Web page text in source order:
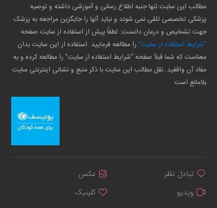
مطالب این سایت تنها جنبه اطلاع رسانی و آموزشی داشته و توصیه
پزشکی تخصصی تلقی نمی شوند و نباید آنها را جایگزین مراجعه به پزشک
جهت تشخیص و درمان دانست. لطفاً پیش از استفاده از سایت صفحه
"شرایط استفاده از سایت" را مطالعه فرمایید. استفاده از این سایت بدان
معناست که شما قبلاً صفحه "شرایط استفاده از سایت" را مطالعه کرده و به
مفاد آن واقفید. نقل مطالب این سایت با ذکر منبع و نشانی اینترنتی سایت
بلامانع است
تبادل نظر
عکس
ویدیو
کلینیک